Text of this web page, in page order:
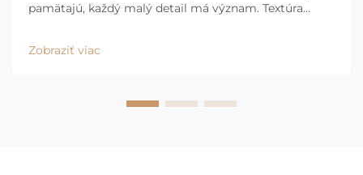
pamätajú, každý malý detail má význam. Textúra
svetlo odráža od povrchu – všetko to posielané
správu. A jednou z najchytrejších metód, ako
Zobraziť viac